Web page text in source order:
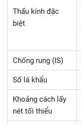
Thấu kính đặc
biệt
Chống rung (IS)
Số lá khẩu
Khoảng cách lấy
nét tối thiểu